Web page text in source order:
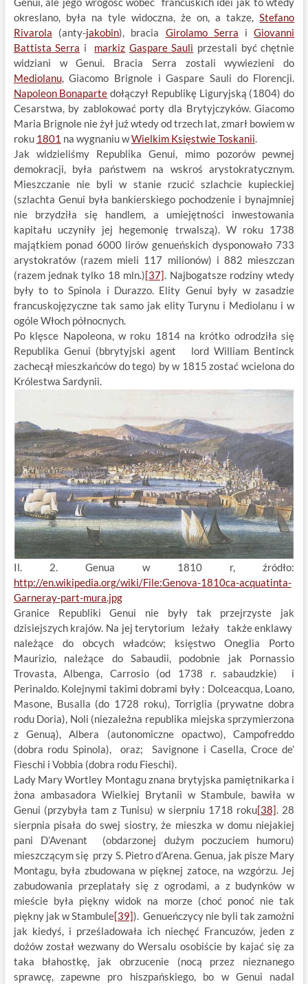
okreslano, była na tyle widoczna, że on, a takze,Stefano
Rivarola (anty-jakobin), bracia Girolamo Serra iGiovanni
Battista Serra i markiz Gaspare Sauli przestali być chętnie
widziani w Genui. Bracia Serra zostali wywiezieni do
Mediolanu, Giacomo Brignole i Gaspare Sauli do Florencji.
Napoleon Bonaparte dołączył Republikę Liguryjską (1804) do
Cesarstwa, by zablokować porty dla Brytyjczyków. Giacomo
Maria Brignole nie żył już wtedy od trzech lat, zmarł bowiem w
roku 1801 na wygnaniu wWielkim Księstwie Toskanii.
Jak widzieliśmy Republika Genui, mimo pozorów pewnej
demokracji, była państwem na wskroś arystokratycznym.
Mieszczanie nie byli w stanie rzucić szlachcie kupieckiej
(szlachta Genui była bankierskiego pochodzenie i bynajmniej
nie brzydziła się handlem, a umiejętności inwestowania
kapitału uczyniły jej hegemonię trwalszą). W roku 1738
majątkiem ponad 6000 lirów genueńskich dysponowało 733
arystokratów (razem mieli 117 milionów) i 882 mieszczan
(razem jednak tylko 18 mln.)[37]. Najbogatsze rodziny wtedy
były to to Spinola i Durazzo. Elity Genui były w zasadzie
francuskojęzyczne tak samo jak elity Turynu i Mediolanu i w
ogóle Włoch północnych.
Po klęsce Napoleona, w roku 1814 na krótko odrodziła się
Republika Genui (bbrytyjski agent lord William Bentinck
zachecął mieszkańców do tego) by w 1815 zostać wcielona do
Królestwa Sardynii.
Il. 2. Genua w 1810 r, źródło:
http://en.wikipedia.org/wiki/File:Genova-1810ca-acquatinta-
Garneray-part-mura.jpg
Granice Republiki Genui nie były tak przejrzyste jak
dzisiejszych krajów. Na jej terytorium leżały także enklawy
należące do obcych władców; księstwo Oneglia Porto
Maurizio, należące do Sabaudii, podobnie jak Pornassio
Trovasta, Albenga, Carrosio (od 1738 r. sabaudzkie) i
Perinaldo. Kolejnymi takimi dobrami były : Dolceacqua, Loano,
Masone, Busalla (do 1728 roku), Torriglia (prywatne dobra
rodu Doria), Noli (niezależna republika miejska sprzymierzona
z Genuą), Albera (autonomiczne opactwo), Campofreddo
(dobra rodu Spinola), oraz; Savignone i Casella, Croce de’
Fieschi i Vobbia (dobra rodu Fieschi).
Lady Mary Wortley Montagu znana brytyjska pamiętnikarka i
żona ambasadora Wielkiej Brytanii w Stambule, bawiła w
Genui (przybyła tam z Tunisu) w sierpniu 1718 roku[38]. 28
sierpnia pisała do swej siostry, że mieszka w domu niejakiej
pani D’Avenant (obdarzonej dużym poczuciem humoru)
mieszczącym się przy S. Pietro d’Arena. Genua, jak pisze Mary
Montagu, była zbudowana w pięknej zatoce, na wzgórzu. Jej
zabudowania przeplatały się z ogrodami, a z budynków w
mieście była piękny widok na morze (choć ponoć nie tak
piękny jak w Stambule[39]). Genueńczycy nie byli tak zamożni
jak kiedyś, i prześladowała ich niechęć Francuzów, jeden z
dożów został wezwany do Wersalu osobiście by kajać się za
taka błahostkę, jak obrzucenie (nocą przez nieznanego
sprawcę, zapewne pro hiszpańskiego, bo w Genui nadal